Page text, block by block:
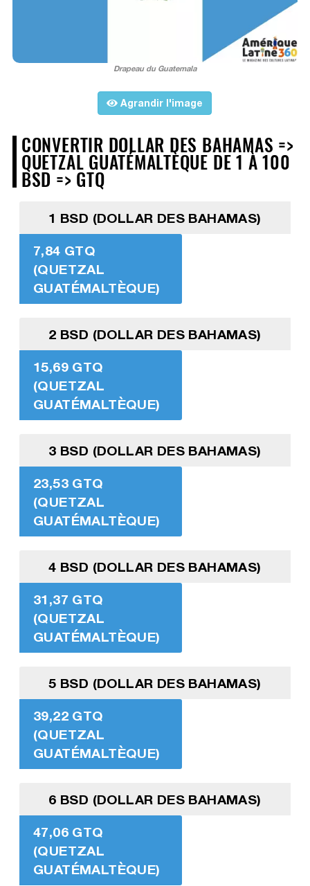
Drapeau du Guatemala
Agrandir l'image
CONVERTIR DOLLAR DES BAHAMAS =>
QUETZAL GUATÉMALTÈQUE DE 1 À 100
BSD => GTQ
1 BSD (DOLLAR DES BAHAMAS)
7,84 GTQ
(QUETZAL
GUATÉMALTÈQUE)
2 BSD (DOLLAR DES BAHAMAS)
15,69 GTQ
(QUETZAL
GUATÉMALTÈQUE)
3 BSD (DOLLAR DES BAHAMAS)
23,53 GTQ
(QUETZAL
GUATÉMALTÈQUE)
4 BSD (DOLLAR DES BAHAMAS)
31,37 GTQ
(QUETZAL
GUATÉMALTÈQUE)
5 BSD (DOLLAR DES BAHAMAS)
39,22 GTQ
(QUETZAL
GUATÉMALTÈQUE)
6 BSD (DOLLAR DES BAHAMAS)
47,06 GTQ
(QUETZAL
GUATÉMALTÈQUE)